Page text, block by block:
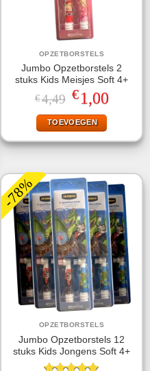
OPZETBORSTELS
Jumbo Opzetborstels 2
stuks Kids Meisjes Soft 4+
€4,49 Oorspronkelijke
prijs
was:
€4,49.
€1,00Huidige
prijs
is:
€1,00.
TOEVOEGEN
-78%
OPZETBORSTELS
Jumbo Opzetborstels 12
stuks Kids Jongens Soft 4+